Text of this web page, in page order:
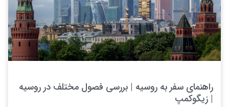
راهنمای سفر به روسیه | بررسی فصول مختلف در روسیه
| زیگوکمپ